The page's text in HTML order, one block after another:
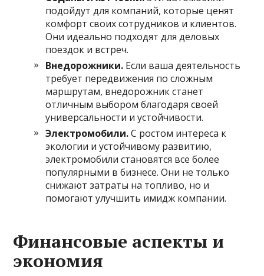
подойдут для компаний, которые ценят
комфорт своих сотрудников и клиентов.
Они идеально подходят для деловых
поездок и встреч.
Внедорожники. Если ваша деятельность
требует передвижения по сложным
маршрутам, внедорожник станет
отличным выбором благодаря своей
универсальности и устойчивости.
Электромобили.С ростом интереса к
экологии и устойчивому развитию,
электромобили становятся все более
популярными в бизнесе. Они не только
снижают затраты на топливо, но и
помогают улучшить имидж компании.
Финансовые аспекты и
экономия